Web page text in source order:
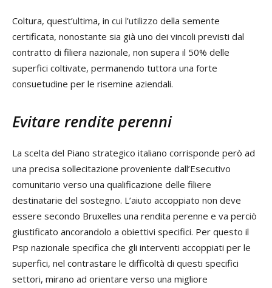
Coltura, quest’ultima, in cui l’utilizzo della semente
certificata, nonostante sia già uno dei vincoli previsti dal
contratto di filiera nazionale, non supera il 50% delle
superfici coltivate, permanendo tuttora una forte
consuetudine per le risemine aziendali.
Evitare rendite perenni
La scelta del Piano strategico italiano corrisponde però ad
una precisa sollecitazione proveniente dall’Esecutivo
comunitario verso una qualificazione delle filiere
destinatarie del sostegno. L’aiuto accoppiato non deve
essere secondo Bruxelles una rendita perenne e va perciò
giustificato ancorandolo a obiettivi specifici. Per questo il
Psp nazionale specifica che gli interventi accoppiati per le
superfici, nel contrastare le difficoltà di questi specifici
settori, mirano ad orientare verso una migliore